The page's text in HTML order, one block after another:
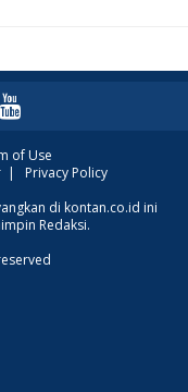
of Use
| Privacy Policy
di kontan.co.id ini
Redaksi.